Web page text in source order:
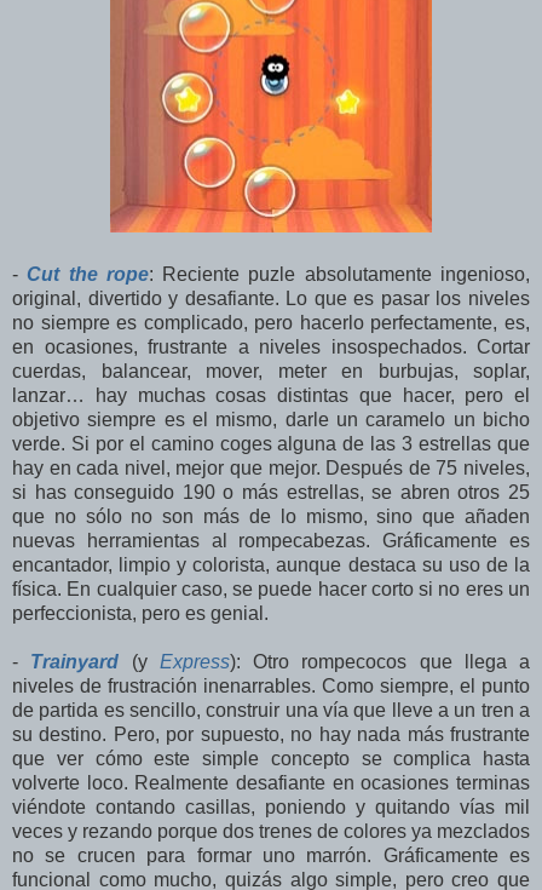
-Cut the rope: Reciente puzle absolutamente ingenioso,
original, divertido y desafiante. Lo que es pasar los niveles
no siempre es complicado, pero hacerlo perfectamente, es,
en ocasiones, frustrante a niveles insospechados. Cortar
cuerdas, balancear, mover, meter en burbujas, soplar,
lanzar… hay muchas cosas distintas que hacer, pero el
objetivo siempre es el mismo, darle un caramelo un bicho
verde. Si por el camino coges alguna de las 3 estrellas que
hay en cada nivel, mejor que mejor. Después de 75 niveles,
si has conseguido 190 o más estrellas, se abren otros 25
que no sólo no son más de lo mismo, sino que añaden
nuevas herramientas al rompecabezas. Gráficamente es
encantador, limpio y colorista, aunque destaca su uso de la
física. En cualquier caso, se puede hacer corto si no eres un
perfeccionista, pero es genial.
- Trainyard (y Express): Otro rompecocos que llega a
niveles de frustración inenarrables. Como siempre, el punto
de partida es sencillo, construir una vía que lleve a un tren a
su destino. Pero, por supuesto, no hay nada más frustrante
que ver cómo este simple concepto se complica hasta
volverte loco. Realmente desafiante en ocasiones terminas
viéndote contando casillas, poniendo y quitando vías mil
veces y rezando porque dos trenes de colores ya mezclados
no se crucen para formar uno marrón. Gráficamente es
funcional como mucho, quizás algo simple, pero creo que